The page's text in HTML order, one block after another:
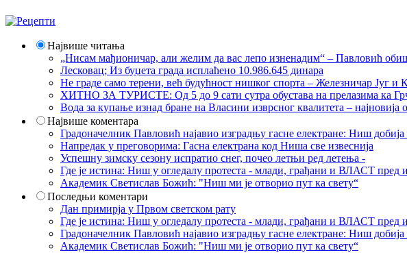
Највише читања
„Нисам мађионичар, али желим да вас лепо изненадим“ – Павловић
Лесковац; Из буџета града исплаћено 10.986.645 динара
Не граде само терени, већ будућност нишког спорта – Железничар Југ
ХИТНО ЗА ТУРИСТЕ: Од 5 до 9 сати сутра обустава на прелазима ка
Вода за купање изнад бране на Власини изврсног квалитета – најновија
Највише коментара
Градоначелник Павловић најавио изградњу гасне електране: Ниш добија
Напредак у преговорима: Гасна електрана код Ниша све извеснија
Успешну зимску сезону испратио снег, почео летњи ред летења -
Где је истина: Ниш у огледалу протеста - млади, грађани и ВЛАСТ пред
Академик Светислав Божић: "Ниш ми је отворио пут ка свету“
Последњи коментари
Дан примирја у Првом светском рату
Где је истина: Ниш у огледалу протеста - млади, грађани и ВЛАСТ пред
Градоначелник Павловић најавио изградњу гасне електране: Ниш добија
Академик Светислав Божић: "Ниш ми је отворио пут ка свету“